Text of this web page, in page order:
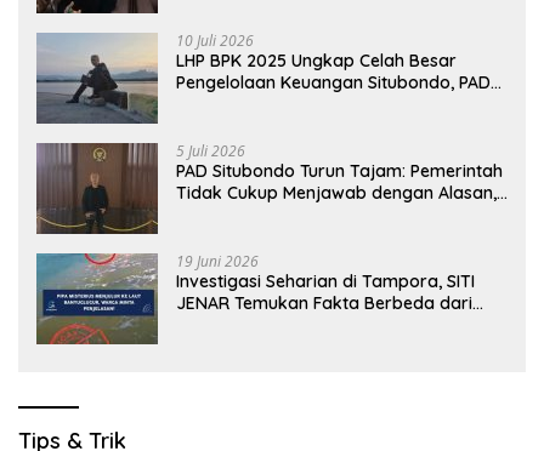
10 Juli 2026
LHP BPK 2025 Ungkap Celah Besar
Pengelolaan Keuangan Situbondo, PAD
5 Juli 2026
PAD Situbondo Turun Tajam: Pemerintah
Tidak Cukup Menjawab dengan Alasan,
19 Juni 2026
Investigasi Seharian di Tampora, SITI
JENAR Temukan Fakta Berbeda dari
Tips & Trik